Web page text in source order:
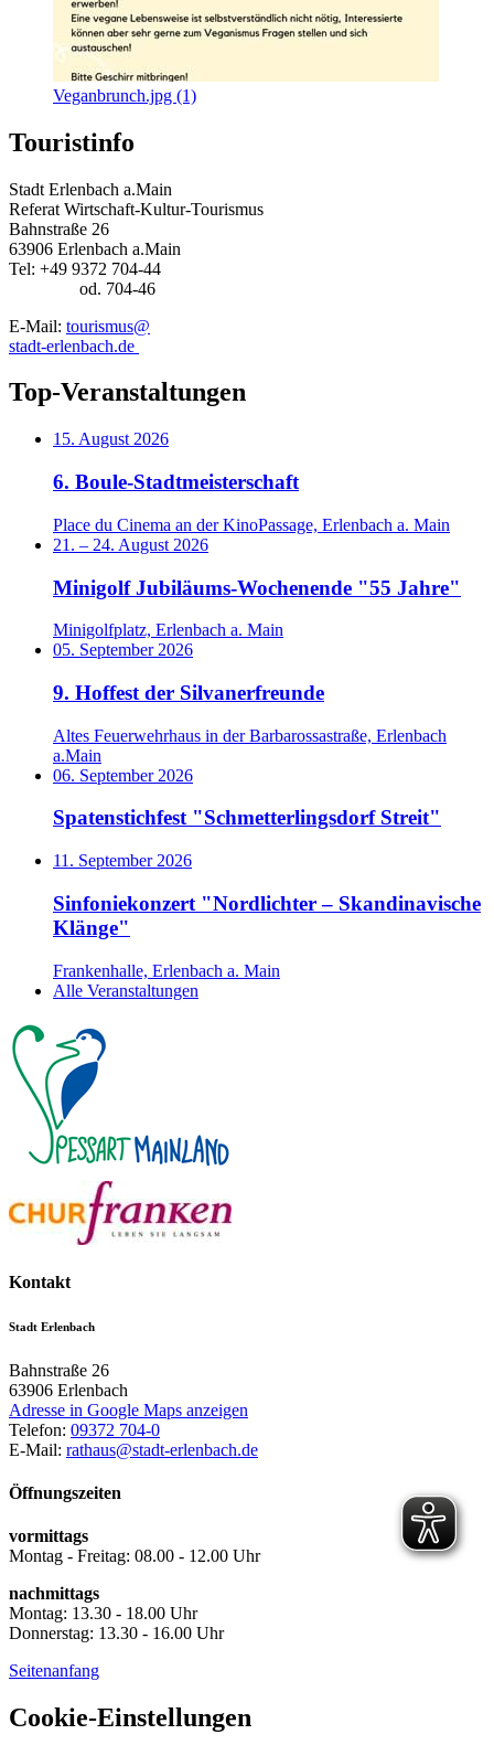
Veganbrunch.jpg (1)
Touristinfo
Stadt Erlenbach a.Main
Referat Wirtschaft-Kultur-Tourismus
Bahnstraße 26
63906 Erlenbach a.Main
Tel: +49 9372 704-44
od. 704-46
E-Mail: tourismus@
stadt-erlenbach.de
Top-Veranstaltungen
15. August 2026
6. Boule-Stadtmeisterschaft
Place du Cinema an der KinoPassage, Erlenbach a. Main
21. – 24. August 2026
Minigolf Jubiläums-Wochenende "55 Jahre"
Minigolfplatz, Erlenbach a. Main
05. September 2026
9. Hoffest der Silvanerfreunde
Altes Feuerwehrhaus in der Barbarossastraße, Erlenbach
a.Main
06. September 2026
Spatenstichfest "Schmetterlingsdorf Streit"
11. September 2026
Sinfoniekonzert "Nordlichter – Skandinavische
Klänge"
Frankenhalle, Erlenbach a. Main
Alle Veranstaltungen
Kontakt
Stadt Erlenbach
Bahnstraße 26
63906 Erlenbach
Adresse in Google Maps anzeigen
Telefon: 09372 704-0
E-Mail: rathaus@stadt-erlenbach.de
Öffnungszeiten
vormittags
Montag - Freitag: 08.00 - 12.00 Uhr
nachmittags
Montag: 13.30 - 18.00 Uhr
Donnerstag: 13.30 - 16.00 Uhr
Seitenanfang
Cookie-Einstellungen